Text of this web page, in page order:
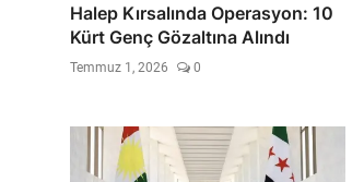
Halep Kırsalında Operasyon: 10
Kürt Genç Gözaltına Alındı
Temmuz 1, 2026 0